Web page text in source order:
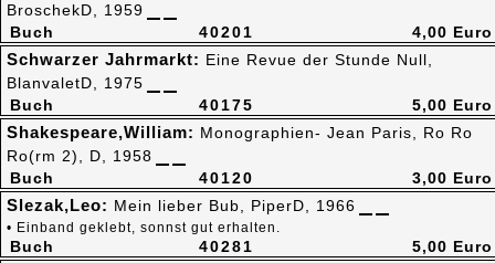
40201
Buch
BroschekD, 1959
4,00 Euro
40175
Buch
Schwarzer Jahrmarkt: Eine Revue der Stunde Null,
BlanvaletD, 1975
5,00 Euro
40120
Buch
Shakespeare,William: Monographien- Jean Paris, Ro Ro
Ro(rm 2), D, 1958
3,00 Euro
40281
Buch
Slezak,Leo: Mein lieber Bub, PiperD, 1966
• Einband geklebt, sonnst gut erhalten.
5,00 Euro